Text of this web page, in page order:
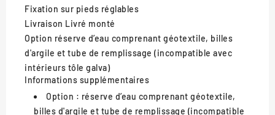
Fixation sur pieds réglables
Livraison Livré monté
Option réserve d’eau comprenant géotextile, billes
d'argile et tube de remplissage (incompatible avec
intérieurs tôle galva)
Informations supplémentaires
Option : réserve d’eau comprenant géotextile,
billes d'argile et tube de remplissage (incompatible